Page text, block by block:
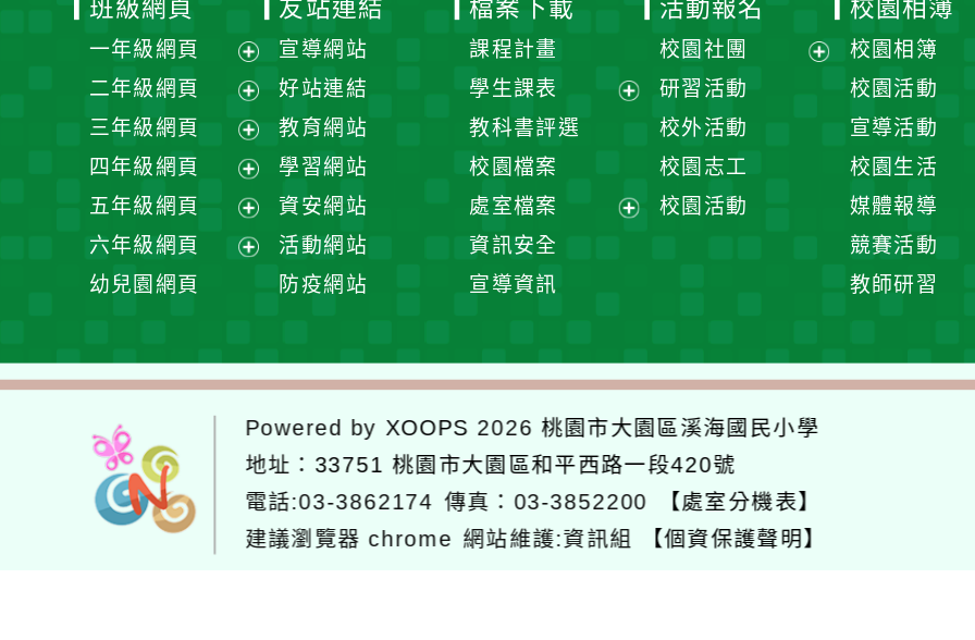
班級網頁
一年級網頁
展
開
選
單
二年級網頁
展
開
選
單
三年級網頁
展
開
選
單
四年級網頁
展
開
選
五年級網頁
展
開
六年級網頁
單
幼兒園網頁
友站連結
宣導網站
好站連結
教育網站
學習網站
資安網站
活動網站
防疫網站
檔案下載
課程計畫
學生課表
單
教科書評選
校園檔案
處室檔案
資訊安全
宣導資訊
活動報名
校園社團
研習活動
校外活動
校園志工
校園活動
校園相簿
校園相簿
校園活動
宣導活動
校園生活
媒體報導
競賽活動
教師研習
Powered by XOOPS 2026桃園市大園區溪海國民小學
地址： 33751 桃園市大園區和平西路一段420號
電話:03-3862174 傳真：03-3852200
【處室分機表】
建議瀏覽器 chrome 網站維護:資訊組 【個資保護聲明】